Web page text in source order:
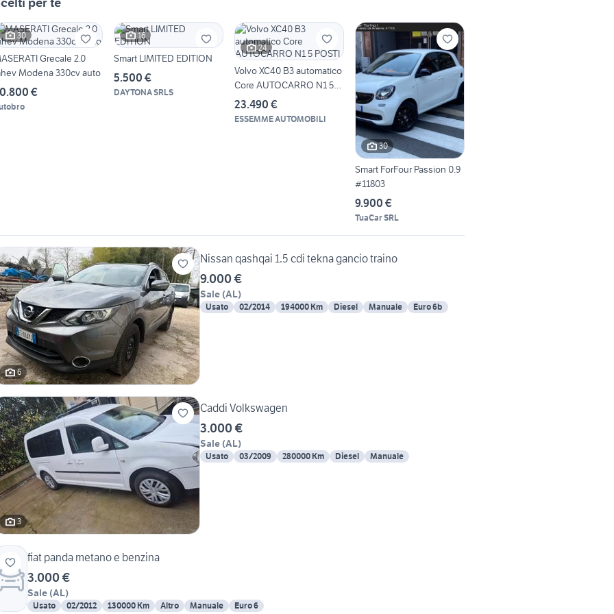
30
Grecale 2.0
Modena 330cv auto
€
16
Smart LIMITED EDITION
5.500 €
DAYTONA SRLS
24
Volvo XC40 B3 automatico
Core AUTOCARRO N1 5
POSTI
23.490 €
ESSEMME AUTOMOBILI
30
Smart ForFour Passion 0.9
#11803
9.900 €
TuaCar SRL
6
Nissan qashqai 1.5 cdi tekna gancio traino
9.000 €
Sale (AL)
Usato 02/2014 194000 Km Diesel Manuale Euro 6b
3
Caddi Volkswagen
3.000 €
Sale (AL)
Usato 03/2009 280000 Km Diesel Manuale
fiat panda metano e benzina
3.000 €
Sale (AL)
Usato 02/2012 130000 Km Altro Manuale Euro 6